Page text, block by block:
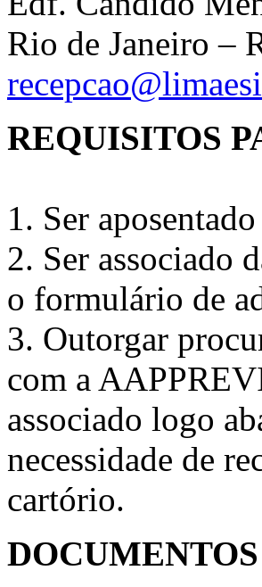
Rio de Janeiro –
REQUISITOS
1. Ser
2. Ser associado
o formulário de
3. Outorgar
com a
associado logo
necessidade de
cartório.